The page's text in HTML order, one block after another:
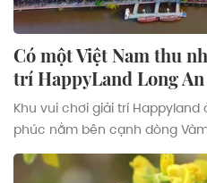
Có một Việt Nam thu
trí HappyLand Long An
Khu vui chơi giải trí Happyland
phúc nằm bên cạnh dòng
tích 250.000m2 là một trong
giải trí hàng đầu tại Việt Nam.